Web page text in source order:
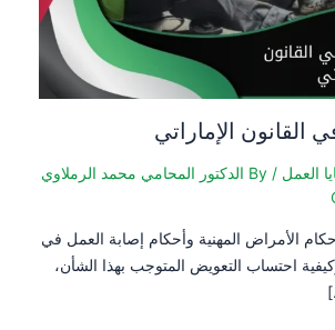
القانون الإماراتي
العمل / By
الدكتور المحامي محمد الرملاوي
الأمراض المهنية وأحكام إصابة العمل في
وكيفية احتساب التعويض المتوجب بهذا الشأن،